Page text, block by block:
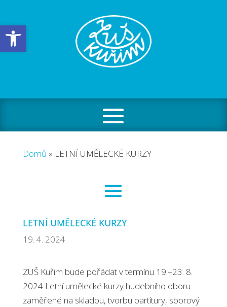
Open toolbar
Domů » LETNÍ UMĚLECKÉ KURZY
LETNÍ UMĚLECKÉ KURZY
19. 4. 2024
ZUŠ Kuřim bude pořádat v termínu 19.–23. 8.
2024 Letní umělecké kurzy hudebního oboru
zaměřené na skladbu, tvorbu partitury, sborový